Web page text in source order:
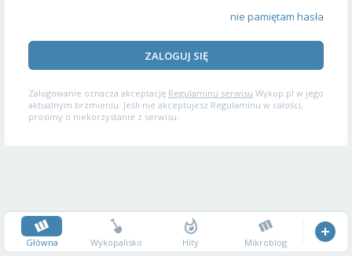
nie pamiętam hasła
ZALOGUJ SIĘ
Zalogowanie oznacza akceptację Regulaminu serwisu Wykop.pl w jego
aktualnym brzmieniu. Jeśli nie akceptujesz Regulaminu w całości,
prosimy o niekorzystanie z serwisu.
Główna Wykopalisko Hity Mikroblog